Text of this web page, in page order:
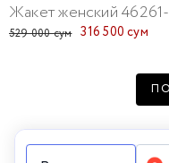
Жакет женский 46261-
529 000 сум 316 500 сум